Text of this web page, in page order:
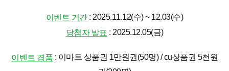
이벤트 기간 : 2025.11.12(수) ~ 12.03(수)
당첨자 발표 : 2025.12.05(금)
이벤트 경품 : 이마트 상품권 1만원권(50명) / cu상품권 5천원